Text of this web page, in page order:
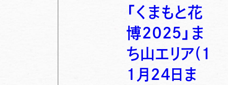
「くまもと花
博2025」ま
ち山エリア(1
1月24日ま